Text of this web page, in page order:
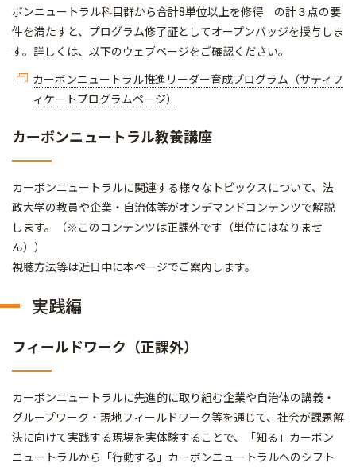
ボンニュートラル科目群から合計8単位以上を修得 の計３点の要
件を満たすと、プログラム修了証としてオープンバッジを授与しま
す。詳しくは、以下のウェブページをご確認ください。
カーボンニュートラル推進リーダー育成プログラム（サティフ
ィケートプログラムページ）
カーボンニュートラル教養講座
カーボンニュートラルに関連する様々なトピックスについて、法
政大学の教員や企業・自治体等がオンデマンドコンテンツで解説
します。（※このコンテンツは正課外です（単位にはなりませ
ん））
視聴方法等は近日中に本ページでご案内します。
実践編
フィールドワーク（正課外）
カーボンニュートラルに先進的に取り組む企業や自治体の講義・
グループワーク・現地フィールドワーク等を通じて、社会が課題解
決に向けて実践する現場を実体験することで、「知る」カーボン
ニュートラルから「行動する」カーボンニュートラルへのシフト